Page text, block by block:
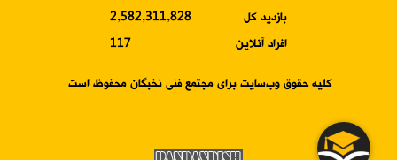
بازدید کل
2,582,311,828
افراد آنلاین
117
کلیه حقوق وب‌سایت برای مجتمع فنی نخبگان محفوظ است